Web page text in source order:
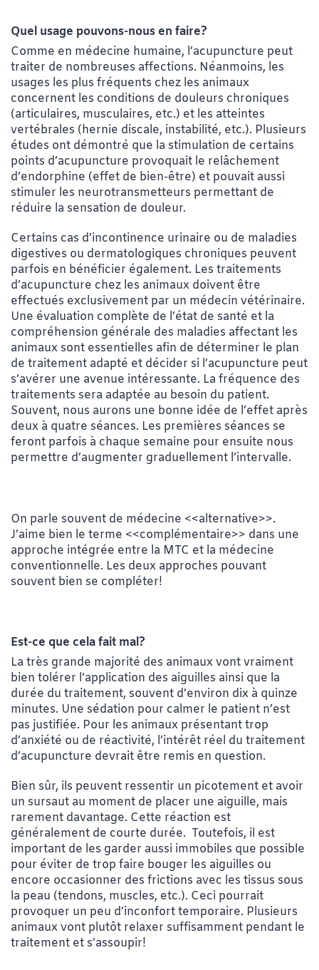
Quel usage pouvons-nous en faire?
Comme en médecine humaine, l’acupuncture peut
traiter de nombreuses affections. Néanmoins, les
usages les plus fréquents chez les animaux
concernent les conditions de douleurs chroniques
(articulaires, musculaires, etc.) et les atteintes
vertébrales (hernie discale, instabilité, etc.). Plusieurs
études ont démontré que la stimulation de certains
points d’acupuncture provoquait le relâchement
d’endorphine (effet de bien-être) et pouvait aussi
stimuler les neurotransmetteurs permettant de
réduire la sensation de douleur.
Certains cas d’incontinence urinaire ou de maladies
digestives ou dermatologiques chroniques peuvent
parfois en bénéficier également. Les traitements
d’acupuncture chez les animaux doivent être
effectués exclusivement par un médecin vétérinaire.
Une évaluation complète de l’état de santé et la
compréhension générale des maladies affectant les
animaux sont essentielles afin de déterminer le plan
de traitement adapté et décider si l’acupuncture peut
s’avérer une avenue intéressante. La fréquence des
traitements sera adaptée au besoin du patient.
Souvent, nous aurons une bonne idée de l’effet après
deux à quatre séances. Les premières séances se
feront parfois à chaque semaine pour ensuite nous
permettre d’augmenter graduellement l’intervalle.
On parle souvent de médecine <<alternative>>.
J’aime bien le terme <<complémentaire>> dans une
approche intégrée entre la MTC et la médecine
conventionnelle. Les deux approches pouvant
souvent bien se compléter!
Est-ce que cela fait mal?
La très grande majorité des animaux vont vraiment
bien tolérer l’application des aiguilles ainsi que la
durée du traitement, souvent d’environ dix à quinze
minutes. Une sédation pour calmer le patient n’est
pas justifiée. Pour les animaux présentant trop
d’anxiété ou de réactivité, l’intérêt réel du traitement
d’acupuncture devrait être remis en question.
Bien sûr, ils peuvent ressentir un picotement et avoir
un sursaut au moment de placer une aiguille, mais
rarement davantage. Cette réaction est
généralement de courte durée. Toutefois, il est
important de les garder aussi immobiles que possible
pour éviter de trop faire bouger les aiguilles ou
encore occasionner des frictions avec les tissus sous
la peau (tendons, muscles, etc.). Ceci pourrait
provoquer un peu d’inconfort temporaire. Plusieurs
animaux vont plutôt relaxer suffisamment pendant le
traitement et s’assoupir!